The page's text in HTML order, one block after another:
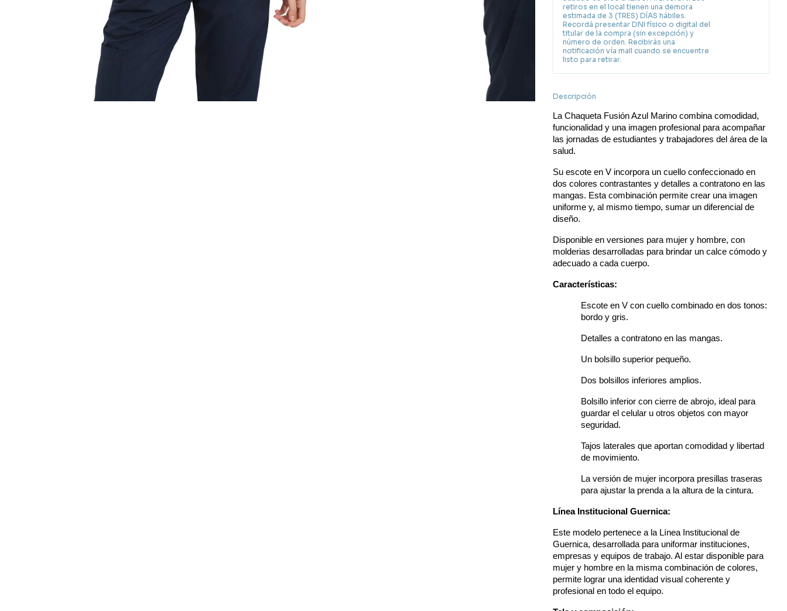
retiros en el local tienen una demora
estimada de 3 (TRES) DÍAS hábiles.
Recordá presentar DNI físico o digital del
titular de la compra (sin excepción) y
número de orden. Recibirás una
notificación vía mail cuando se encuentre
listo para retirar.
Descripción
La Chaqueta Fusión Azul Marino combina comodidad,
funcionalidad y una imagen profesional para acompañar
las jornadas de estudiantes y trabajadores del área de la
salud.
Su escote en V incorpora un cuello confeccionado en
dos colores contrastantes y detalles a contratono en las
mangas. Esta combinación permite crear una imagen
uniforme y, al mismo tiempo, sumar un diferencial de
diseño.
Disponible en versiones para mujer y hombre, con
molderias desarrolladas para brindar un calce cómodo y
adecuado a cada cuerpo.
Características:
Escote en V con cuello combinado en dos tonos:
bordo y gris.
Detalles a contratono en las mangas.
Un bolsillo superior pequeño.
Dos bolsillos inferiores amplios.
Bolsillo inferior con cierre de abrojo, ideal para
guardar el celular u otros objetos con mayor
seguridad.
Tajos laterales que aportan comodidad y libertad
de movimiento.
La versión de mujer incorpora presillas traseras
para ajustar la prenda a la altura de la cintura.
Línea Institucional Guernica:
Este modelo pertenece a la Línea Institucional de
Guernica, desarrollada para uniformar instituciones,
empresas y equipos de trabajo. Al estar disponible para
mujer y hombre en la misma combinación de colores,
permite lograr una identidad visual coherente y
profesional en todo el equipo.